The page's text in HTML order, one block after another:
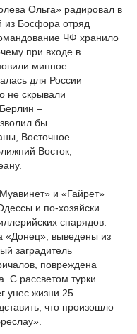
Ольга» радировал в
из Босфора отряд
ЧФ хранило
при входе в
минное
для России
не скрывали
–
бы
Восточное
Восток,
и «Гайрет»
и по-хозяйски
снарядов.
«Донец», выведены из
заградитель
повреждена
С рассветом турки
унес жизни 25
что произошло